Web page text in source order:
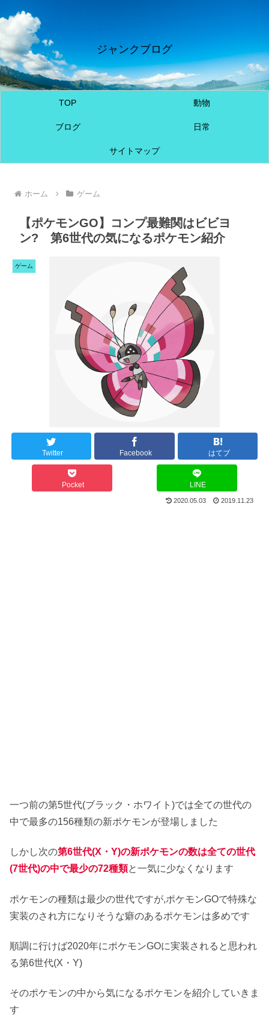
ジャンクブログ
TOP 動物
ブログ 日常
サイトマップ
ホーム ゲーム
【ポケモンGO】コンプ最難関はビビヨ
ン? 第6世代の気になるポケモン紹介
ゲーム
Twitter Facebook はてブ
Pocket LINE
2020.05.03 2019.11.23
一つ前の第5世代(ブラック・ホワイト)では全ての世代の
中で最多の156種類の新ポケモンが登場しました
しかし次の第6世代(X・Y)の新ポケモンの数は全ての世代
(7世代)の中で最少の72種類と一気に少なくなります
ポケモンの種類は最少の世代ですが,ポケモンGOで特殊な
実装のされ方になりそうな癖のあるポケモンは多めです
順調に行けば2020年にポケモンGOに実装されると思われ
る第6世代(X・Y)
そのポケモンの中から気になるポケモンを紹介していきま
す